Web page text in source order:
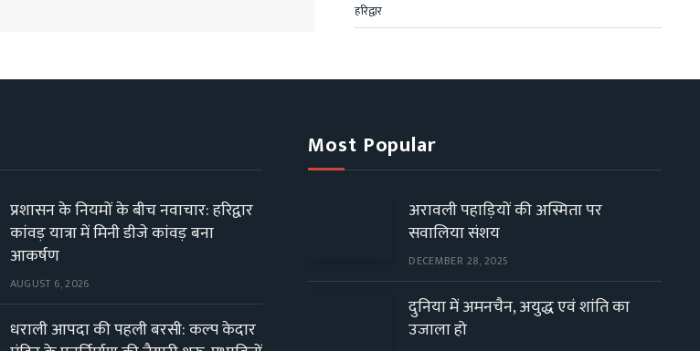
हरिद्वार
प्रशासन के नियमों के बीच नवाचार: हरिद्वार
कांवड़ यात्रा में मिनी डीजे कांवड़ बना
आकर्षण
AUGUST 6, 2026
धराली आपदा की पहली बरसी: कल्प केदार
Most Popular
अरावली पहाड़ियों की अस्मिता पर
सवालिया संशय
DECEMBER 28, 2025
दुनिया में अमनचैन, अयुद्ध एवं शांति का
उजाला हो